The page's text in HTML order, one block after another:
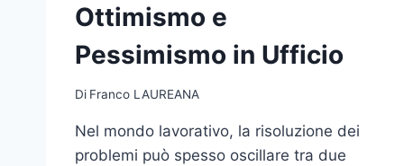
Ottimismo e
Pessimismo in Ufficio
Di Franco LAUREANA
Nel mondo lavorativo, la risoluzione dei
problemi può spesso oscillare tra due